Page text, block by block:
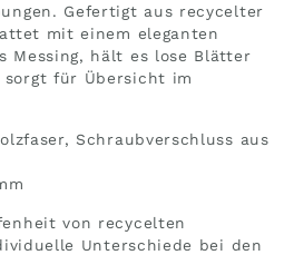
Gefertigt aus recycelter
mit einem eleganten
Messing, hält es lose Blätter
sorgt für Übersicht im
Schraubverschluss aus
von recycelten
Unterschiede bei den